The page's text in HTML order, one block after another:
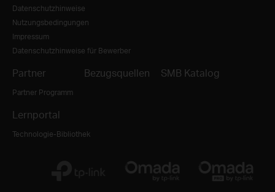
Datenschutzhinweise
Nutzungsbedingungen
Impressum
Datenschutzhinweise für Bewerber
Partner
Partner Programm
Bezugsquellen SMB Katalog
Lernportal
Technologie-Bibliothek